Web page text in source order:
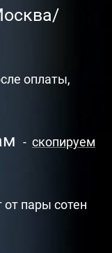
оплаты,
- скопируем
от пары сотен